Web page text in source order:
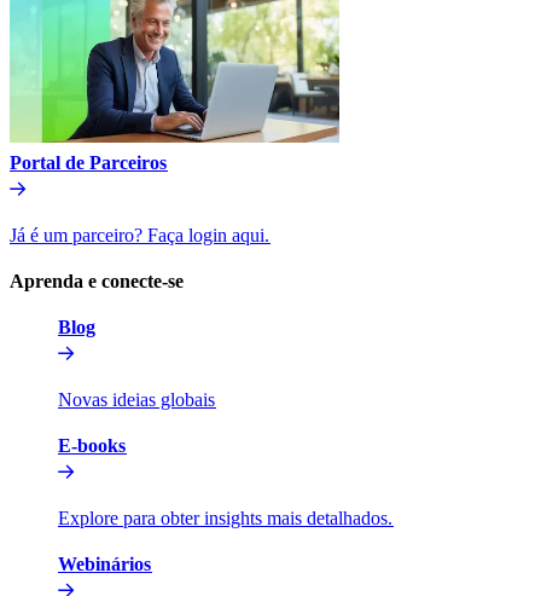
Portal de Parceiros​​
Já é um parceiro? Faça login aqui.​​
Aprenda e conecte-se​​
Blog​​
Novas ideias globais​​
E-books​​
Explore para obter insights mais detalhados.​​
Webinários​​